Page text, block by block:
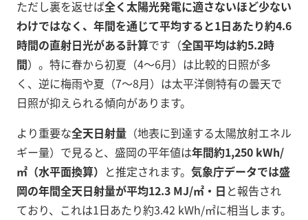
ただし裏を返せば全く太陽光発電に適さないほど少ない
わけではなく、年間を通じて平均すると1日あたり約4.6
時間の直射日光がある計算です（全国平均は約5.2時
間）。特に春から初夏（4～6月）は比較的日照が多
く、逆に梅雨や夏（7～8月）は太平洋側特有の曇天で
日照が抑えられる傾向があります。
より重要な全天日射量 （地表に到達する太陽放射エネル
ギー量）で見ると、盛岡の平年値は年間約1,250 kWh/
㎡（水平面換算） と推定されます。 気象庁データでは盛
岡の年間全天日射量が平均12.3 MJ/㎡・日 と報告され
ており、これは1日あたり約3.42 kWh/㎡に相当します。